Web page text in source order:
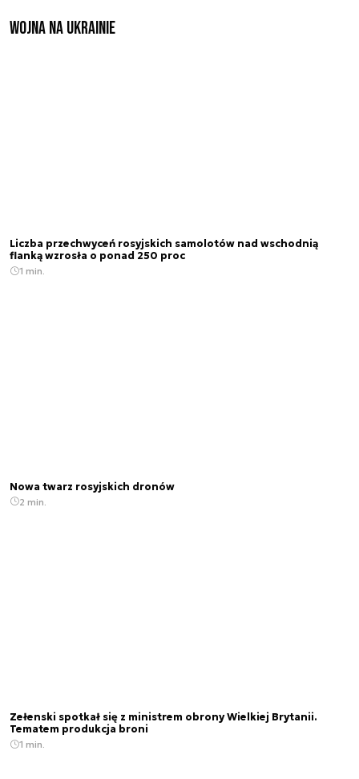
Wojna na Ukrainie
Liczba przechwyceń rosyjskich samolotów nad wschodnią
flanką wzrosła o ponad 250 proc
1 min.
Nowa twarz rosyjskich dronów
2 min.
Zełenski spotkał się z ministrem obrony Wielkiej Brytanii.
Tematem produkcja broni
1 min.